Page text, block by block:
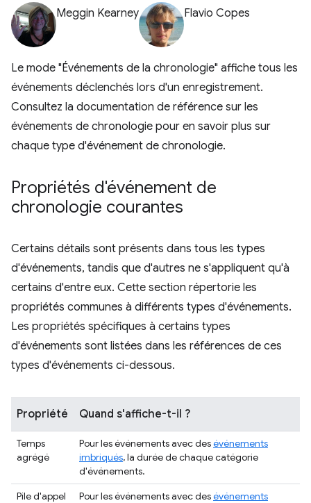
Meggin Kearney Flavio Copes
Le mode "Événements de la chronologie" affiche tous les
événements déclenchés lors d'un enregistrement.
Consultez la documentation de référence sur les
événements de chronologie pour en savoir plus sur
chaque type d'événement de chronologie.
Propriétés d'événement de
chronologie courantes
Certains détails sont présents dans tous les types
d'événements, tandis que d'autres ne s'appliquent qu'à
certains d'entre eux. Cette section répertorie les
propriétés communes à différents types d'événements.
Les propriétés spécifiques à certains types
d'événements sont listées dans les références de ces
types d'événements ci-dessous.
Propriété Quand s'affiche-t-il ?
Temps
agrégé
Pour les événements avec desévénements
imbriqués, la durée de chaque catégorie
d'événements.
Pile d'appel
Pour les événements avec desévénements